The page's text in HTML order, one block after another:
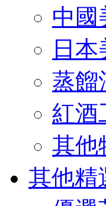
中國
日
蒸餾
紅酒
其他
其他精